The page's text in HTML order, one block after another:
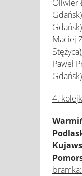
Oliwier
Maciej
Paweł
Gdańsk)
4.
bramka: